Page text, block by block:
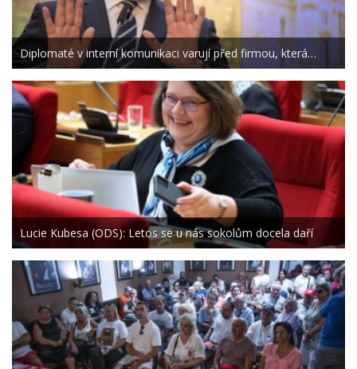
Diplomaté v interní komunikaci varují před firmou, která…
Lucie Kubesa (ODS): Letos se u nás sokolům docela daří